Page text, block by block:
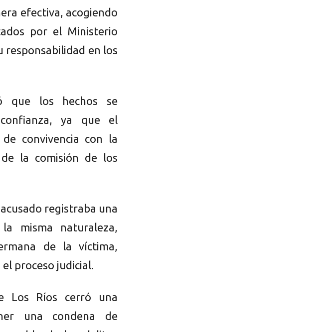
efectiva, acogiendo
por el Ministerio
responsabilidad en los
que los hechos se
ya que el
convivencia con la
la comisión de los
registraba una
misma naturaleza,
de la víctima,
proceso judicial.
Los Ríos cerró una
una condena de